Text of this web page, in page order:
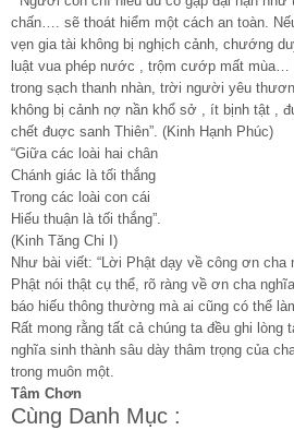
chấn…. sẽ thoát hiểm một cách an toàn.
vẹn gia tài không bị nghịch cảnh, chướng
luật vua phép nước , trộm cướp mất mùa…
trong sạch thanh nhàn, trời người yêu
không bị cảnh nợ nần khổ sở , ít bịnh tật ,
chết đuợc sanh Thiên”. (Kinh Hạnh Phúc)
“Giữa các loài hai chân
Chánh giác là tối thắng
Trong các loài con cái
Hiếu thuận là tối thắng”.
(Kinh Tăng Chi I)
Như bài viết: “Lời Phật dạy về công ơn cha
Phật nói thật cụ thể, rõ ràng về ơn cha
báo hiếu thông thường mà ai cũng có thể
Rất mong rằng tất cả chúng ta đều ghi lòng
nghĩa sinh thành sâu dày thâm trọng của
trong muôn một.
Tâm Chơn
Cùng Danh Mục :